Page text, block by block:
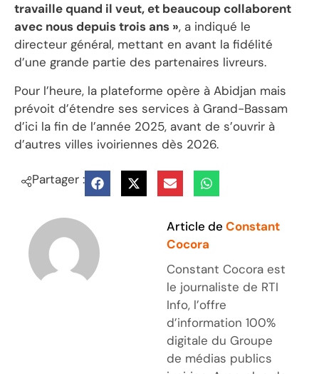
travaille quand il veut, et beaucoup collaborent
avec nous depuis trois ans », a indiqué le
directeur général, mettant en avant la fidélité
d’une grande partie des partenaires livreurs.
‎Pour l’heure, la plateforme opère à Abidjan mais
prévoit d’étendre ses services à Grand-Bassam
d’ici la fin de l’année 2025, avant de s’ouvrir à
d’autres villes ivoiriennes dès 2026.
Partager :
Article de Constant
Cocora
Constant Cocora est
le journaliste de RTI
Info, l’offre
d’information 100%
digitale du Groupe
de médias publics